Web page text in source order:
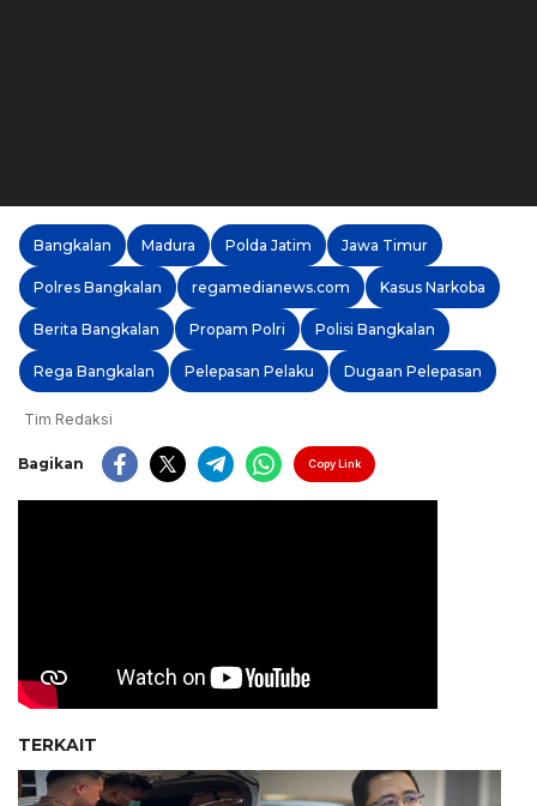
Bangkalan Madura Polda Jatim Jawa Timur
Polres Bangkalan regamedianews.com Kasus Narkoba
Berita Bangkalan Propam Polri Polisi Bangkalan
Rega Bangkalan Pelepasan Pelaku Dugaan Pelepasan
Tim Redaksi
Bagikan Copy Link
TERKAIT